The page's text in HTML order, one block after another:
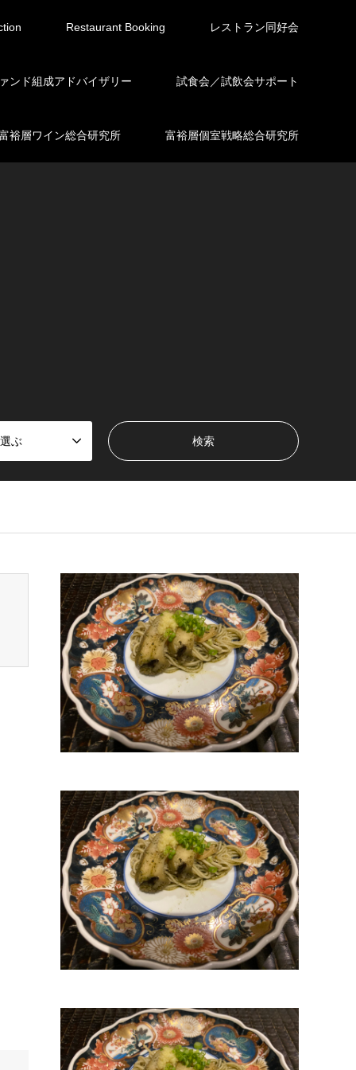
Restaurant Booking レストラン同好会
ンド組成アドバイザリー 試食会／試飲会サポート
裕層ワイン総合研究所 富裕層個室戦略総合研究所
ぶ